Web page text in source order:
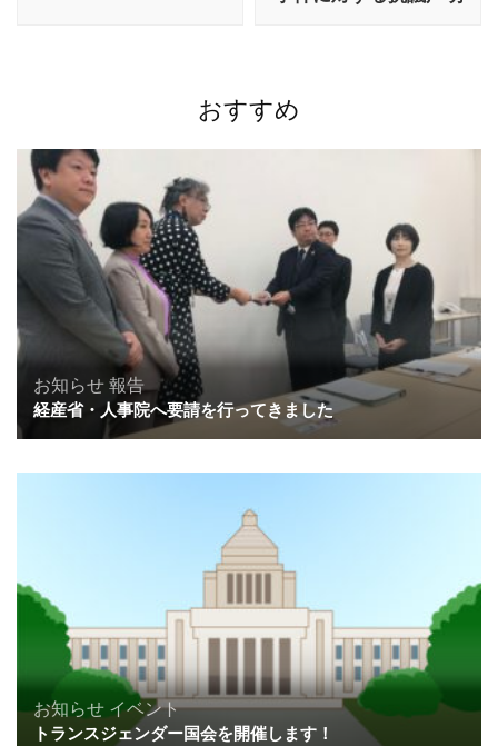
おすすめ
お知らせ報告
経産省・人事院へ要請を行ってきました
お知らせ イベント
トランスジェンダー国会を開催します！